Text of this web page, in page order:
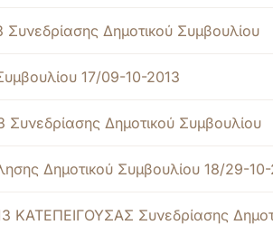
Δημοτικού Συμβουλίου
17/09-10-2013
Δημοτικού Συμβουλίου
Δημοτικού Συμβουλίου 18/29-10-
ΚΑΤΕΠΕΙΓΟΥΣΑΣ Συνεδρίασης